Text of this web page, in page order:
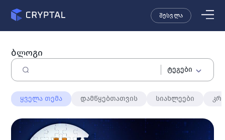
შესვლა
ბლოგი
ტეგები
ყველა თემა დამწყებთათვის სიახლეები